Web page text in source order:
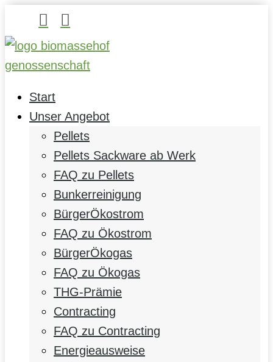
 
Start
Unser Angebot
Pellets
Pellets Sackware ab Werk
FAQ zu Pellets
Bunkerreinigung
BürgerÖkostrom
FAQ zu Ökostrom
BürgerÖkogas
FAQ zu Ökogas
THG-Prämie
Contracting
FAQ zu Contracting
Energieausweise